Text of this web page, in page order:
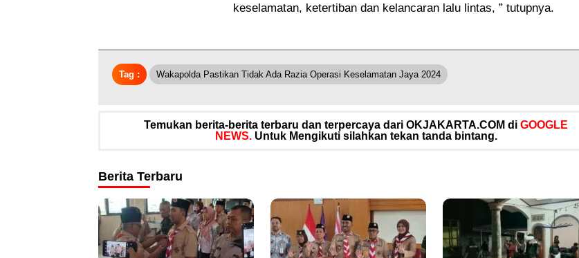
keselamatan, ketertiban dan kelancaran lalu lintas, ” tutupnya.
Tag : Wakapolda Pastikan Tidak Ada Razia Operasi Keselamatan Jaya 2024
Temukan berita-berita terbaru dan terpercaya dari OKJAKARTA.COM di GOOGLE
NEWS. Untuk Mengikuti silahkan tekan tanda bintang.
Berita Terbaru